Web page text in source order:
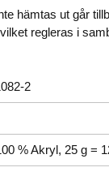
hämtas ut går
regleras i
2
% Akryl, 25 g =